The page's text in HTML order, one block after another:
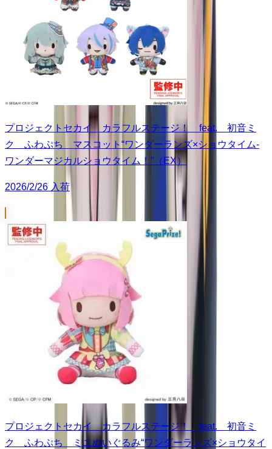
プロジェクトセカイ カラフルステージ！ feat. 初音ミ
ク ふわぷち マスコット“ワンダーランズ×ショウタイム-
ワンダーマジカルショウタイム！”（EX）
2026/2/26 入荷
プロジェクトセカイ カラフルステージ！ feat. 初音ミ
ク ふわぷち ミニぬいぐるみ“ワンダーランズ×ショウタイ